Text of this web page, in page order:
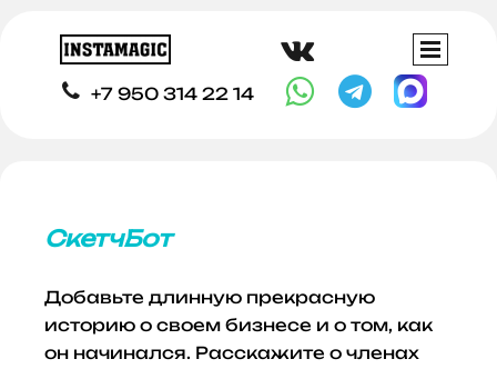

 +7 950 314 22 14  
СкетчБот
Добавьте длинную прекрасную
историю о своем бизнесе и о том, как
он начинался. Расскажите о членах